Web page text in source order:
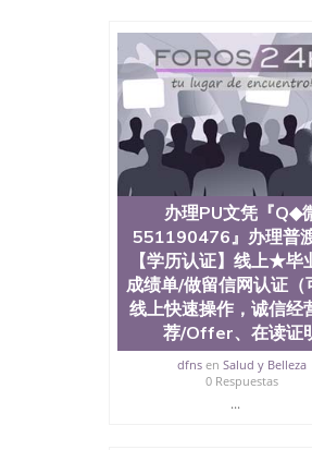
价比。 咨询顾问：Sam
书，雅思，留学回国证
公司专业制作、办理
文凭、假文凭假毕业证
认证、留服认证、使馆
认证、留学生学历认证
历、新西兰学历认证等
University）圣何塞州
University）圣何塞州
University）圣何塞州
State University）圣何
University）圣何塞州立
圣何塞州立大学文凭（
圣何塞州立大学文凭（
塞州立大学学历（San
大学学历（San Jose
（San Jose State
办理PU文凭『Q◆
551190476』办理普
【学历认证】线上★毕
成绩单/做留信网认证（
线上快速操作，诚信经
荐/Offer、在读证
dfns enSalud y Belleza
0 Respuestas
...